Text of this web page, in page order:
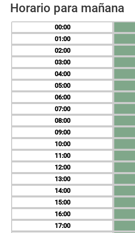
Horario para mañana
00
01
02
03
04
05
06
07
08
09
10
11
12
13
14
15
16
17